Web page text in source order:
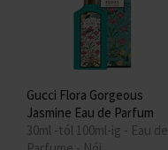
Gucci Flora Gorgeous
Jasmine Eau de Parfum
30ml -tól 100ml-ig - Eau de